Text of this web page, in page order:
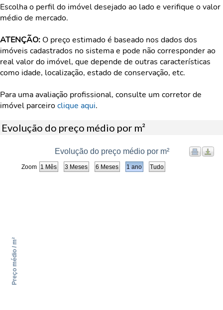
Escolha o perfil do imóvel desejado ao lado e verifique o valor
médio de mercado.
ATENÇÃO: O preço estimado é baseado nos dados dos
imóveis cadastrados no sistema e pode não corresponder ao
real valor do imóvel, que depende de outras características
como idade, localização, estado de conservação, etc.
Para uma avaliação profissional, consulte um corretor de
imóvel parceiroclique aqui.
Evolução do preço médio por m²
Zoom
Evolução do preço médio por m²
Preço médio / m²
1 Mês 3 Meses 6 Meses 1 ano Tudo